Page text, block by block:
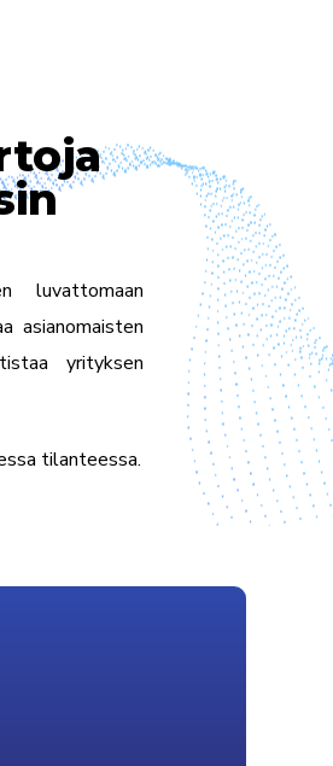
luvattomaan
asianomaisten
yrityksen
tilanteessa.